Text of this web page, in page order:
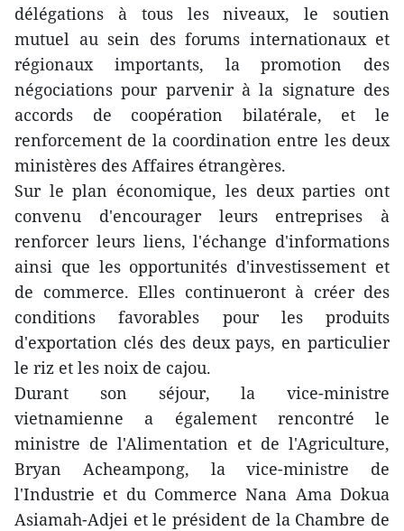
délégations à tous les niveaux, le soutien
mutuel au sein des forums internationaux et
régionaux importants, la promotion des
négociations pour parvenir à la signature des
accords de coopération bilatérale, et le
renforcement de la coordination entre les deux
ministères des Affaires étrangères.
Sur le plan économique, les deux parties ont
convenu d'encourager leurs entreprises à
renforcer leurs liens, l'échange d'informations
ainsi que les opportunités d'investissement et
de commerce. Elles continueront à créer des
conditions favorables pour les produits
d'exportation clés des deux pays, en particulier
le riz et les noix de cajou.
Durant son séjour, la vice-ministre
vietnamienne a également rencontré le
ministre de l'Alimentation et de l'Agriculture,
Bryan Acheampong, la vice-ministre de
l'Industrie et du Commerce Nana Ama Dokua
Asiamah-Adjei et le président de la Chambre de